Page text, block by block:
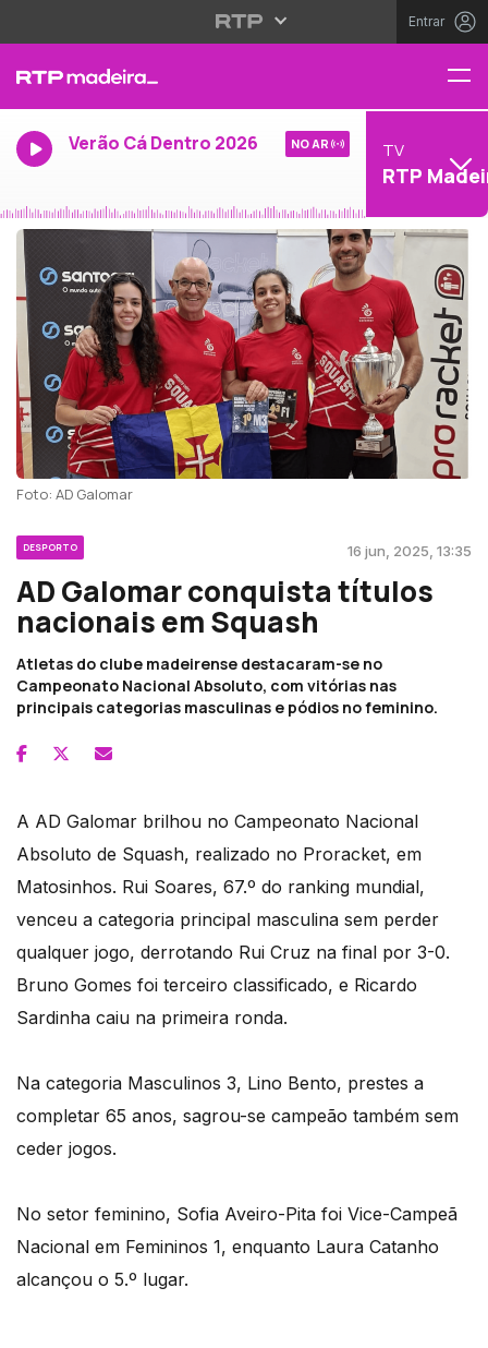
Entrar
Verão Cá Dentro 2026 NO AR TV
RTP
Foto: AD Galomar
DESPORTO 16 jun, 2025, 13:35
AD Galomar conquista títulos
nacionais em Squash
Atletas do clube madeirense destacaram-se no
Campeonato Nacional Absoluto, com vitórias nas
principais categorias masculinas e pódios no feminino.
A AD Galomar brilhou no Campeonato Nacional
Absoluto de Squash, realizado no Proracket, em
Matosinhos. Rui Soares, 67.º do ranking mundial,
venceu a categoria principal masculina sem perder
qualquer jogo, derrotando Rui Cruz na final por 3-0.
Bruno Gomes foi terceiro classificado, e Ricardo
Sardinha caiu na primeira ronda.
Na categoria Masculinos 3, Lino Bento, prestes a
completar 65 anos, sagrou-se campeão também sem
ceder jogos.
No setor feminino, Sofia Aveiro-Pita foi Vice-Campeã
Nacional em Femininos 1, enquanto Laura Catanho
alcançou o 5.º lugar.